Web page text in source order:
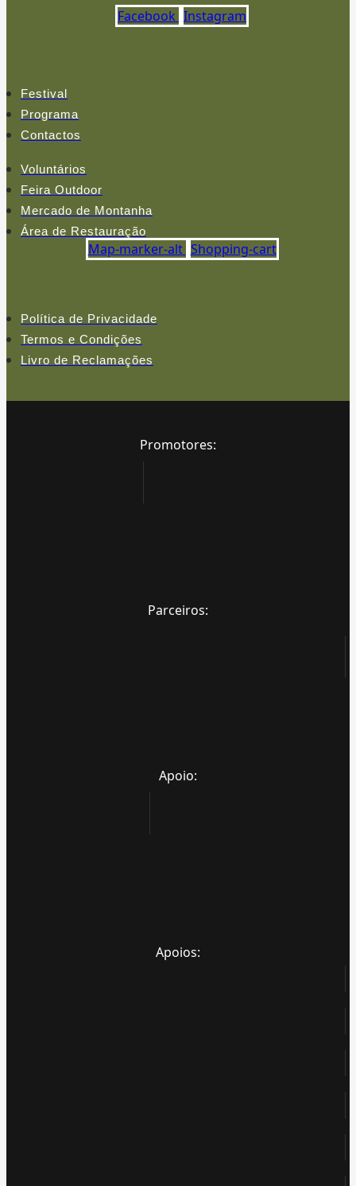
Facebook Instagram
Festival
Programa
Contactos
Voluntários
Feira Outdoor
Mercado de Montanha
Área de Restauração
Map-marker-alt Shopping-cart
Política de Privacidade
Termos e Condições
Livro de Reclamações
Promotores:
Parceiros:
Apoio:
Apoios: